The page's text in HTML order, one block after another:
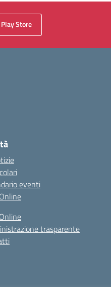
Play Store
eventi
trasparente